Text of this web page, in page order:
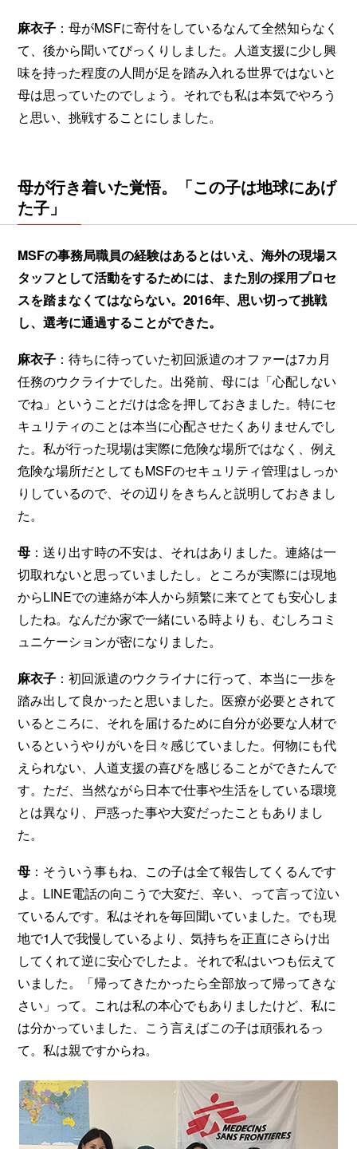
麻衣子 ：母がMSFに寄付をしているなんて全然知らなく
て、後から聞いてびっくりしました。人道支援に少し興
味を持った程度の人間が足を踏み入れる世界ではないと
母は思っていたのでしょう。それでも私は本気でやろう
と思い、挑戦することにしました。
母が行き着いた覚悟。「この子は地球にあげ
た子」
MSFの事務局職員の経験はあるとはいえ、海外の現場ス
タッフとして活動をするためには、また別の採用プロセ
スを踏まなくてはならない。2016年、思い切って挑戦
し、選考に通過することができた。
麻衣子 ：待ちに待っていた初回派遣のオファーは7カ月
任務のウクライナでした。出発前、母には「心配しない
でね」ということだけは念を押しておきました。特にセ
キュリティのことは本当に心配させたくありませんでし
た。私が行った現場は実際に危険な場所ではなく、例え
危険な場所だとしてもMSFのセキュリティ管理はしっか
りしているので、その辺りをきちんと説明しておきまし
た。
母 ：送り出す時の不安は、それはありました。連絡は一
切取れないと思っていましたし。ところが実際には現地
からLINEでの連絡が本人から頻繁に来てとても安心しま
したね。なんだか家で一緒にいる時よりも、むしろコミ
ュニケーションが密になりました。
麻衣子 ：初回派遣のウクライナに行って、本当に一歩を
踏み出して良かったと思いました。医療が必要とされて
いるところに、それを届けるために自分が必要な人材で
いるというやりがいを日々感じていました。何物にも代
えられない、人道支援の喜びを感じることができたんで
す。ただ、当然ながら日本で仕事や生活をしている環境
とは異なり、戸惑った事や大変だったこともありまし
た。
母 ：そういう事もね、この子は全て報告してくるんです
よ。LINE電話の向こうで大変だ、辛い、って言って泣い
ているんです。私はそれを毎回聞いていました。でも現
地で1人で我慢しているより、気持ちを正直にさらけ出
してくれて逆に安心でしたよ。それで私はいつも伝えて
いました。「帰ってきたかったら全部放って帰ってきな
さい」って。これは私の本心でもありましたけど、私に
は分かっていました、こう言えばこの子は頑張れるっ
て。私は親ですからね。